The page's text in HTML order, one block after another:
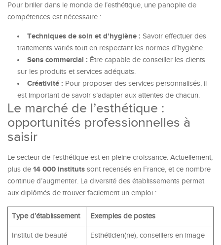
Pour briller dans le monde de l’esthétique, une panoplie de
compétences est nécessaire :
Techniques de soin et d’hygiène : Savoir effectuer des
traitements variés tout en respectant les normes d’hygiène.
Sens commercial : Être capable de conseiller les clients
sur les produits et services adéquats.
Créativité : Pour proposer des services personnalisés, il
est important de savoir s’adapter aux attentes de chacun.
Le marché de l’esthétique :
opportunités professionnelles à
saisir
Le secteur de l’esthétique est en pleine croissance. Actuellement,
plus de 14 000 instituts sont recensés en France, et ce nombre
continue d’augmenter. La diversité des établissements permet
aux diplômés de trouver facilement un emploi :
Type d’établissement Exemples de postes
Institut de beauté Esthéticien(ne), conseillers en image